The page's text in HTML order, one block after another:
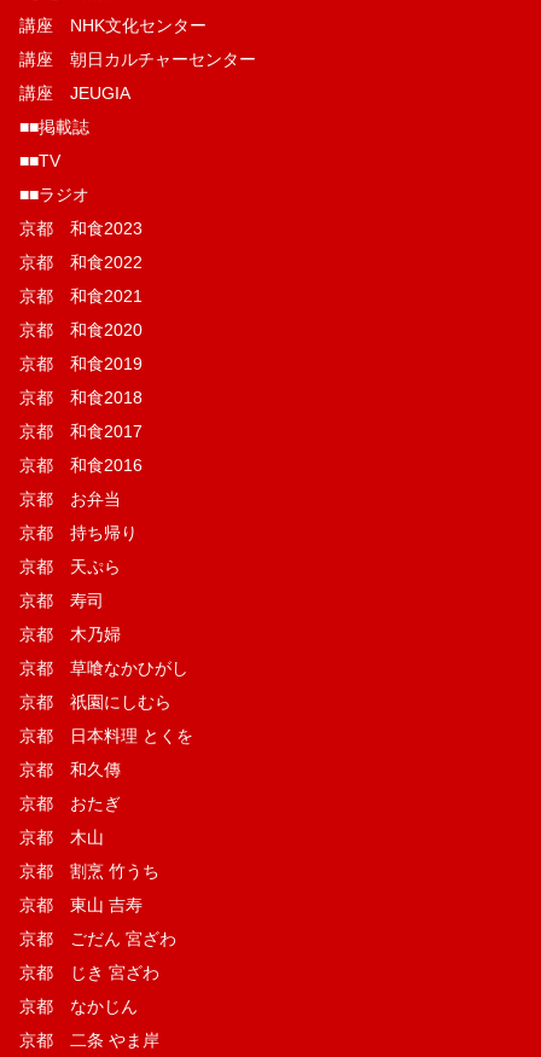
講座 NHK文化センター
講座 朝日カルチャーセンター
講座 JEUGIA
■■掲載誌
■■TV
■■ラジオ
京都 和食2023
京都 和食2022
京都 和食2021
京都 和食2020
京都 和食2019
京都 和食2018
京都 和食2017
京都 和食2016
京都 お弁当
京都 持ち帰り
京都 天ぷら
京都 寿司
京都 木乃婦
京都 草喰なかひがし
京都 祇園にしむら
京都 日本料理 とくを
京都 和久傳
京都 おたぎ
京都 木山
京都 割烹 竹うち
京都 東山 吉寿
京都 ごだん 宮ざわ
京都 じき 宮ざわ
京都 なかじん
京都 二条 やま岸